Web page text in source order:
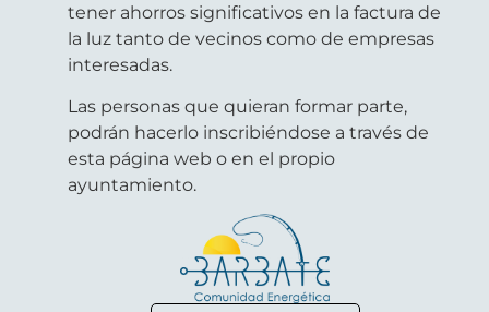
tener ahorros significativos en la factura de
la luz tanto de vecinos como de empresas
interesadas.
Las personas que quieran formar parte,
podrán hacerlo inscribiéndose a través de
esta página web o en el propio
ayuntamiento.